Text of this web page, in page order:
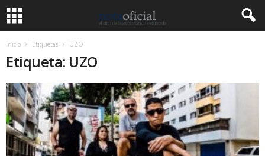
Inicio Etiquetas UZO
Etiqueta: UZO